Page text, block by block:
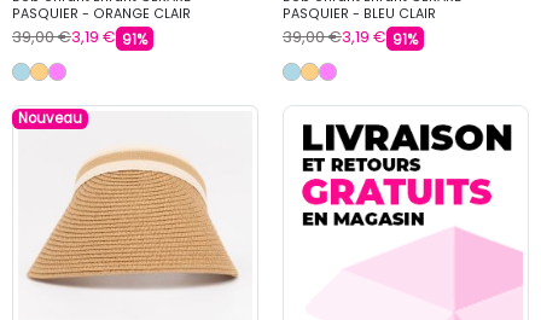
PASQUIER - ORANGE CLAIR
39,00 €3,19 € 91%
PASQUIER - BLEU CLAIR
39,00 €3,19 € 91%
Nouveau